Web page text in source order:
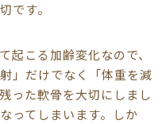
です。
起こる加齢変化なので、
」だけでなく「体重を減
った軟骨を大切にしまし
ってしまいます。しか